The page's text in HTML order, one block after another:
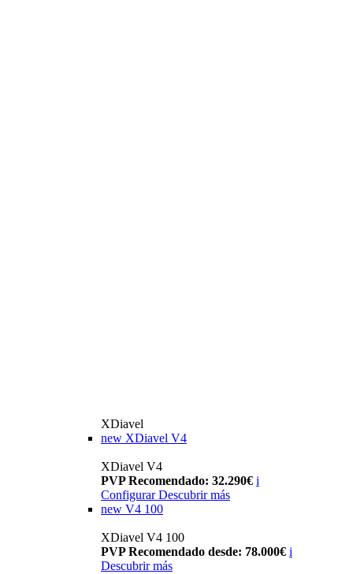
XDiavel
new XDiavel V4
XDiavel V4
PVP Recomendado: 32.290€ i
Configurar Descubrir más
new V4 100
XDiavel V4 100
PVP Recomendado desde: 78.000€ i
Descubrir más